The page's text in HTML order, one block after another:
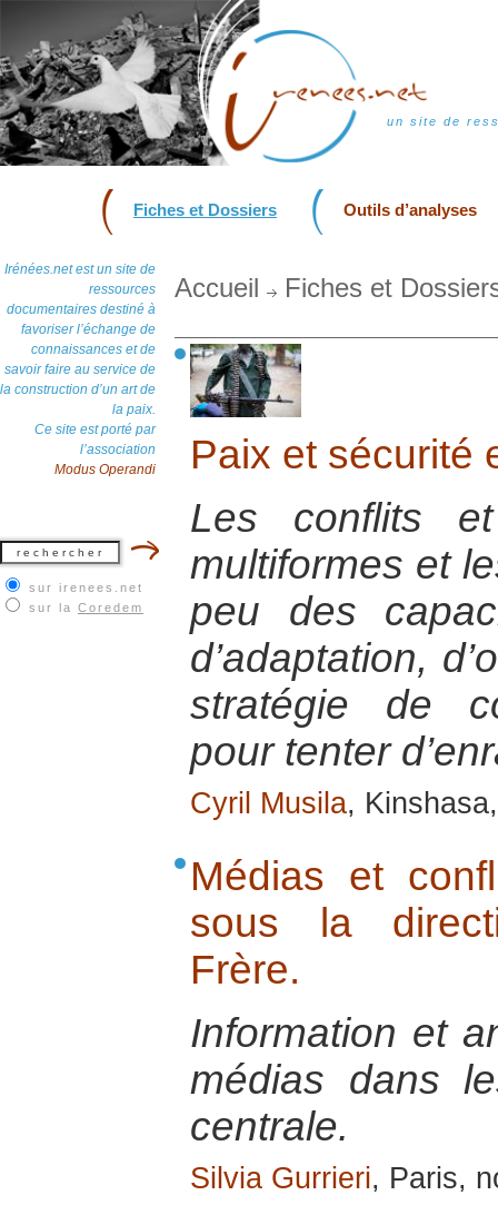
un site de
Fiches et Dossiers Outils d’analyses
Irénées.net est un site de
ressources
documentaires destiné à
favoriser l’échange de
connaissances et de
savoir faire au service de
la construction d’un art de
la paix.
Ce site est porté par
l’association
Modus Operandi
sur irenees.net
sur la Coredem
Accueil Fiches et
Paix et sécurité
Les conflits
multiformes et
peu des
d’adaptation,
stratégie de
pour tenter
Cyril Musila,
Médias et
sous la
Frère.
Information et
médias dans
centrale.
Silvia Gurrieri, Paris,